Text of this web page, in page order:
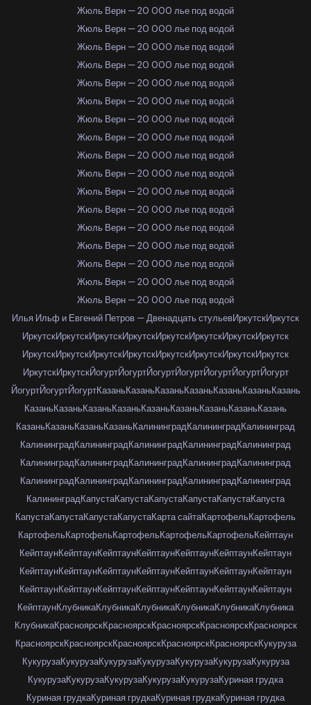
Жюль Верн — 20 000 лье под водой
Жюль Верн — 20 000 лье под водой
Жюль Верн — 20 000 лье под водой
Жюль Верн — 20 000 лье под водой
Жюль Верн — 20 000 лье под водой
Жюль Верн — 20 000 лье под водой
Жюль Верн — 20 000 лье под водой
Жюль Верн — 20 000 лье под водой
Жюль Верн — 20 000 лье под водой
Жюль Верн — 20 000 лье под водой
Жюль Верн — 20 000 лье под водой
Жюль Верн — 20 000 лье под водой
Жюль Верн — 20 000 лье под водой
Жюль Верн — 20 000 лье под водой
Жюль Верн — 20 000 лье под водой
Жюль Верн — 20 000 лье под водой
Жюль Верн — 20 000 лье под водой
Илья Ильф и Евгений Петров — Двенадцать стульевИркутскИркутск
ИркутскИркутскИркутскИркутскИркутскИркутскИркутскИркутск
ИркутскИркутскИркутскИркутскИркутскИркутскИркутскИркутск
ИркутскИркутскЙогуртЙогуртЙогуртЙогуртЙогуртЙогуртЙогурт
ЙогуртЙогуртЙогуртКазаньКазаньКазаньКазаньКазаньКазаньКазань
КазаньКазаньКазаньКазаньКазаньКазаньКазаньКазаньКазань
КазаньКазаньКазаньКазаньКалининградКалининградКалининград
КалининградКалининградКалининградКалининградКалининград
КалининградКалининградКалининградКалининградКалининград
КалининградКалининградКалининградКалининградКалининград
КалининградКапустаКапустаКапустаКапустаКапустаКапуста
КапустаКапустаКапустаКапустаКарта сайтаКартофельКартофель
КартофельКартофельКартофельКартофельКартофельКейптаун
КейптаунКейптаунКейптаунКейптаунКейптаунКейптаунКейптаун
КейптаунКейптаунКейптаунКейптаунКейптаунКейптаунКейптаун
КейптаунКейптаунКейптаунКейптаунКейптаунКейптаунКейптаун
КейптаунКлубникаКлубникаКлубникаКлубникаКлубникаКлубника
КлубникаКрасноярскКрасноярскКрасноярскКрасноярскКрасноярск
КрасноярскКрасноярскКрасноярскКрасноярскКрасноярскКукуруза
КукурузаКукурузаКукурузаКукурузаКукурузаКукурузаКукуруза
КукурузаКукурузаКукурузаКукурузаКукурузаКуриная грудка
Куриная грудкаКуриная грудкаКуриная грудкаКуриная грудка